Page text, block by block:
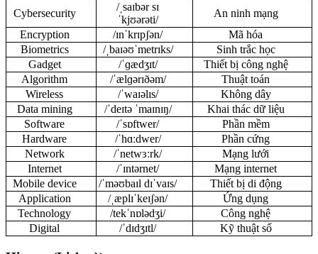
Cybersecurity
/ˌsaɪbər sɪ
ˈkjʊərəti/
An ninh mạng
Encryption
/ɪnˈkrɪpʃən/
Mã hóa
Biometrics
/ˌbaɪəʊˈmetrɪks/
Sinh trắc học
Gadget
/ˈɡædʒɪt/
Thiết bị công nghệ
Algorithm
/ˈælɡərɪðəm/
Thuật toán
Wireless
/ˈwaɪəlɪs/
Không dây
Data mining
/ˈdeɪtə ˈmaɪnɪŋ/
Khai thác dữ liệu
Software
/ˈsɒftwer/
Phần mềm
Hardware
/ˈhɑːdwer/
Phần cứng
Network
/ˈnetwɜːrk/
Mạng lưới
Internet
/ˈɪntərnet/
Mạng internet
Mobile device
/ˈməʊbaɪl dɪˈvaɪs/
Thiết bị di động
Application
/ˌæplɪˈkeɪʃən/
Ứng dụng
Technology
/tekˈnɒlədʒi/
Công nghệ
Digital
/ˈdɪdʒɪtl/ Kỹ thuật số